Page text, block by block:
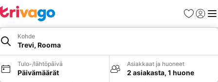
Suosikit
Kohde
Trevi, Rooma
Tulo-/lähtöpäivä
Päivämäärät
Asiakkaat ja huoneet
2 asiakasta, 1 huone